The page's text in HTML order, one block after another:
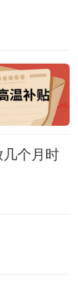
个月时